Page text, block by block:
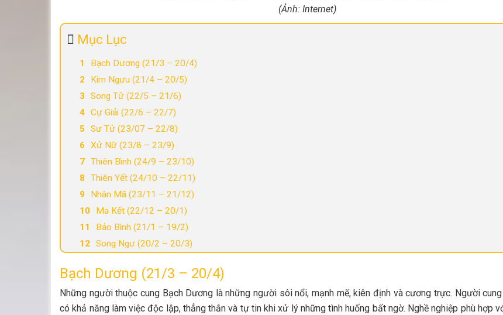
(Ảnh: Internet)
Mục Lục
Bạch Dương (21/3 – 20/4)
Kim Ngưu (21/4 – 20/5)
Song Tử (22/5 – 21/6)
Cự Giải (22/6 – 22/7)
Sư Tử (23/07 – 22/8)
Xử Nữ (23/8 – 23/9)
Thiên Bình (24/9 – 23/10)
Thiên Yết (24/10 – 22/11)
Nhân Mã (23/11 – 21/12)
Ma Kết (22/12 – 20/1)
Bảo Bình (21/1 – 19/2)
Song Ngư (20/2 – 20/3)
Bạch Dương (21/3 – 20/4)
Những người thuộc cung Bạch Dương là những người sôi nổi, mạnh mẽ, kiên định và cương trực. Người
có khả năng làm việc độc lập, thẳng thắn và tự tin khi xử lý những tình huống bất ngờ. Nghề nghiệp phù hợp